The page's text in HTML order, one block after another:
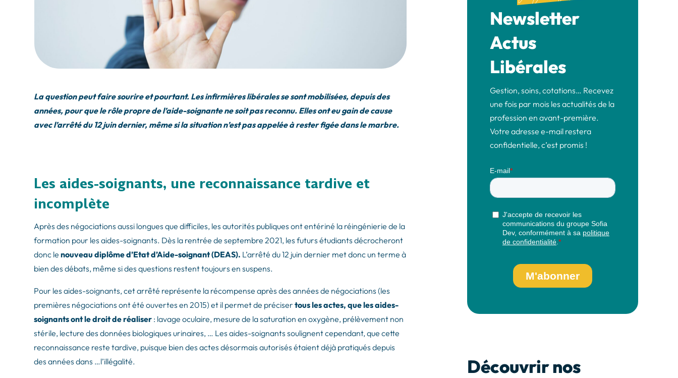
La question peut faire sourire et pourtant. Les infirmières libérales se sont mobilisées, depuis des
années, pour que le rôle propre de l’aide-soignante ne soit pas reconnu. Elles ont eu gain de cause
avec l’arrêté du 12 juin dernier, même si la situation n’est pas appelée à rester figée dans le marbre.
Les aides-soignants, une reconnaissance tardive et
incomplète
Après des négociations aussi longues que difficiles, les autorités publiques ont entériné la réingénierie de la
formation pour les aides-soignants. Dès la rentrée de septembre 2021, les futurs étudiants décrocheront
donc lenouveau diplôme d’Etat d’Aide-soignant (DEAS). L’arrêté du 12 juin dernier met donc un terme à
bien des débats, même si des questions restent toujours en suspens.
Pour les aides-soignants, cet arrêté représente la récompense après des années de négociations (les
premières négociations ont été ouvertes en 2015) et il permet de précisertous les actes, que les aides-
soignants ont le droit de réaliser : lavage oculaire, mesure de la saturation en oxygène, prélèvement non
stérile, lecture des données biologiques urinaires, … Les aides-soignants soulignent cependant, que cette
reconnaissance reste tardive, puisque bien des actes désormais autorisés étaient déjà pratiqués depuis
des années dans …l’illégalité.
Newsletter
Actus
Libérales
Gestion, soins, cotations… Recevez
une fois par mois les actualités de la
profession en avant-première.
Votre adresse e-mail restera
confidentielle, c’est promis !
Découvrir nos